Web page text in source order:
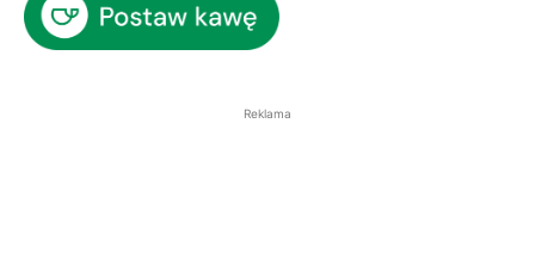
Reklama